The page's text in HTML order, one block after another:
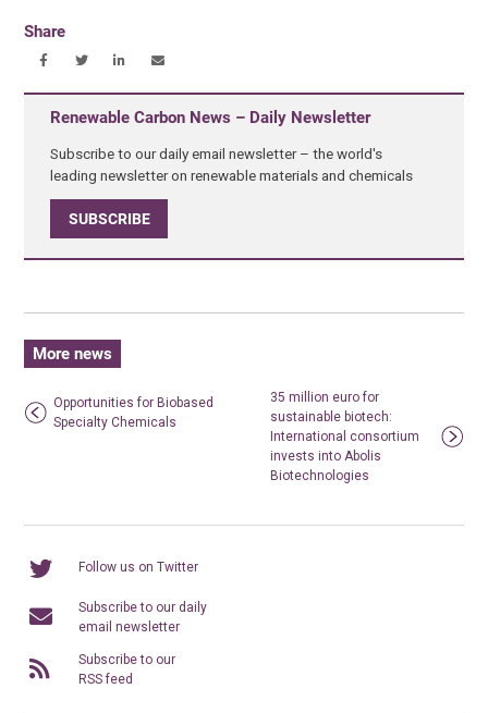
Share
Renewable Carbon News – Daily Newsletter
Subscribe to our daily email newsletter – the world's
leading newsletter on renewable materials and chemicals
SUBSCRIBE
More news
Opportunities for Biobased
Specialty Chemicals
35 million euro for
sustainable biotech:
International consortium
invests into Abolis
Biotechnologies
Follow us on Twitter
Subscribe to our daily
email newsletter
Subscribe to our
RSS feed